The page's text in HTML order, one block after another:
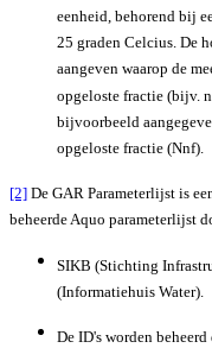
eenheid, behorend bij
25 graden Celcius. De
aangeven waarop de
opgeloste fractie (bijv.
bijvoorbeeld
opgeloste fractie (Nnf).
[2] De GAR Parameterlijst is
beheerde Aquo parameterlijst
SIKB (Stichting
(Informatiehuis Water).
De ID's worden